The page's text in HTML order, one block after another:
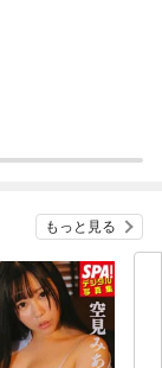
もっと見る